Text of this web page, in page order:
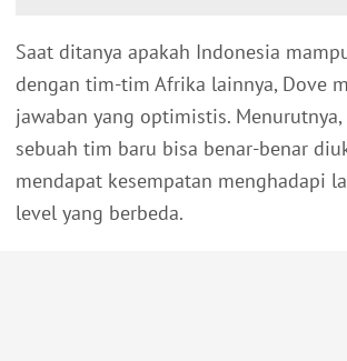
Saat ditanya apakah Indonesia
dengan tim-tim Afrika lainnya, Dove
jawaban yang optimistis.
sebuah tim baru bisa benar-benar
mendapat kesempatan menghadapi
level yang berbeda.